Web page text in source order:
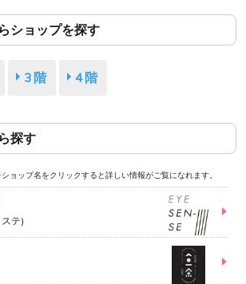
ショップを探す
3階 4階
探す
ョップ名をクリックすると詳しい情報がご覧になれます。
テ